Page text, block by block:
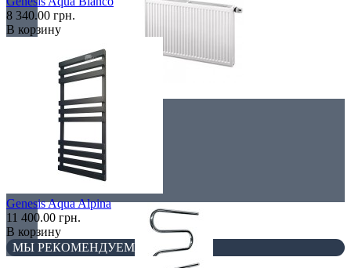
Профильные
Чугунные радиаторы
Полотенцесушители
8 340.00 грн.
В корзину
Genesis Aqua Alpina
11 400.00 грн.
В корзину
МЫ РЕКОМЕНДУЕМ